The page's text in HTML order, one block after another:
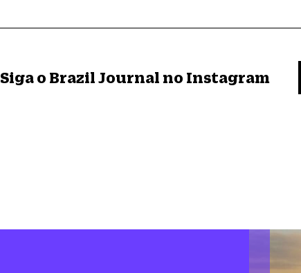
Siga o Brazil Journal no Instagram